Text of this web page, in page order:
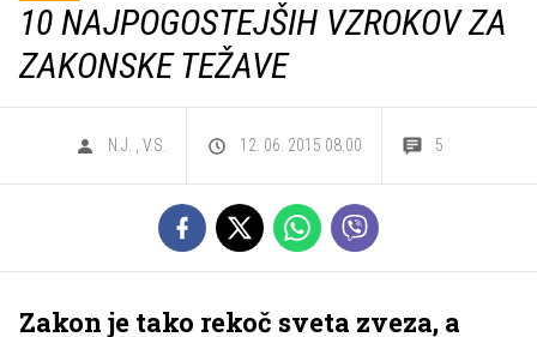
10 NAJPOGOSTEJŠIH VZROKOV ZA
ZAKONSKE TEŽAVE
N.J. V.S. 12. 06. 2015 08.00 5
Zakon je tako rekoč sveta zveza, a